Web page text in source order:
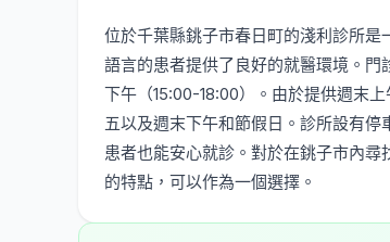
位於千葉縣銚子市春日町的淺利診所
語言的患者提供了良好的就醫環境。
下午（15:00-18:00）。由於提供週末
五以及週末下午和節假日。診所設有
患者也能安心就診。對於在銚子市內
的特點，可以作為一個選擇。